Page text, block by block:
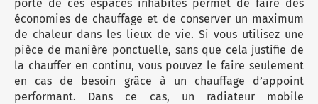
porte de ces espaces inhabités permet de faire des
économies de chauffage et de conserver un maximum
de chaleur dans les lieux de vie. Si vous utilisez une
pièce de manière ponctuelle, sans que cela justifie de
la chauffer en continu, vous pouvez le faire seulement
en cas de besoin grâce à un chauffage d’appoint
performant. Dans ce cas, un radiateur mobile